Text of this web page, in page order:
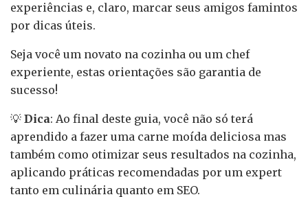
experiências e, claro, marcar seus amigos famintos
por dicas úteis.
Seja você um novato na cozinha ou um chef
experiente, estas orientações são garantia de
sucesso!
💡 Dica: Ao final deste guia, você não só terá
aprendido a fazer uma carne moída deliciosa mas
também como otimizar seus resultados na cozinha,
aplicando práticas recomendadas por um expert
tanto em culinária quanto em SEO.